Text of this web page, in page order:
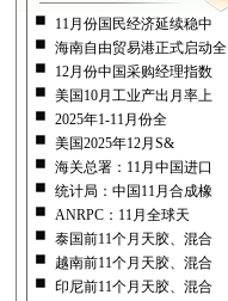
11月份国民经济延续稳中
海南自由贸易港正式启动全
12月份中国采购经理指数
美国10月工业产出月率上
2025年1-11月份全
美国2025年12月S&
海关总署：11月中国进口
统计局：中国11月合成橡
ANRPC：11月全球天
泰国前11个月天胶、混合
越南前11个月天胶、混合
印尼前11个月天胶、混合